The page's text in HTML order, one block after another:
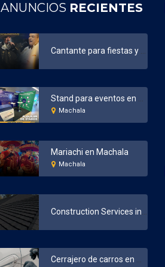
ANUNCIOS RECIENTES
Machala
Mariachi en Machala
Machala